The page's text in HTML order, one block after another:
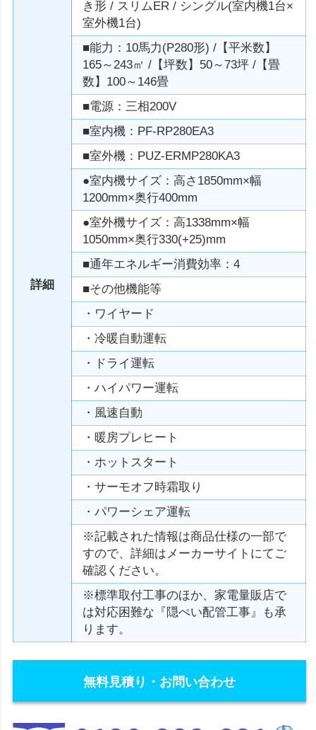
詳細
き形 / スリムER / シングル(室内機1台×
室外機1台)
■能力：10馬力(P280形) /【平米数】
165～243㎡ /【坪数】50～73坪 /【畳
数】100～146畳
■電源：三相200V
■室内機：PF-RP280EA3
■室外機：PUZ-ERMP280KA3
●室内機サイズ：高さ1850mm×幅
1200mm×奥行400mm
●室外機サイズ：高1338mm×幅
1050mm×奥行330(+25)mm
■通年エネルギー消費効率：4
■その他機能等
・ワイヤード
・冷暖自動運転
・ドライ運転
・ハイパワー運転
・風速自動
・暖房プレヒート
・ホットスタート
・サーモオフ時霜取り
・パワーシェア運転
※記載された情報は商品仕様の一部で
すので、詳細はメーカーサイトにてご
確認ください。
※標準取付工事のほか、家電量販店で
は対応困難な『隠ぺい配管工事』も承
ります。
無料見積り・お問い合わせ